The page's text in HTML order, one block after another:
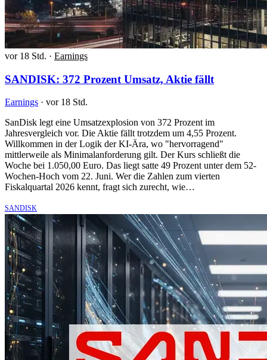
vor 18 Std. · Earnings
SANDISK: 372 Prozent Umsatz, Aktie fällt
Earnings · vor 18 Std.
SanDisk legt eine Umsatzexplosion von 372 Prozent im
Jahresvergleich vor. Die Aktie fällt trotzdem um 4,55 Prozent.
Willkommen in der Logik der KI-Ära, wo "hervorragend"
mittlerweile als Minimalanforderung gilt. Der Kurs schließt die
Woche bei 1.050,00 Euro. Das liegt satte 49 Prozent unter dem 52-
Wochen-Hoch vom 22. Juni. Wer die Zahlen zum vierten
Fiskalquartal 2026 kennt, fragt sich zurecht, wie…
SANDISK